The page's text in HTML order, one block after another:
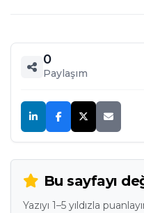
0
Paylaşım
Bu sayfayı
Yazıyı 1–5 yıldızla